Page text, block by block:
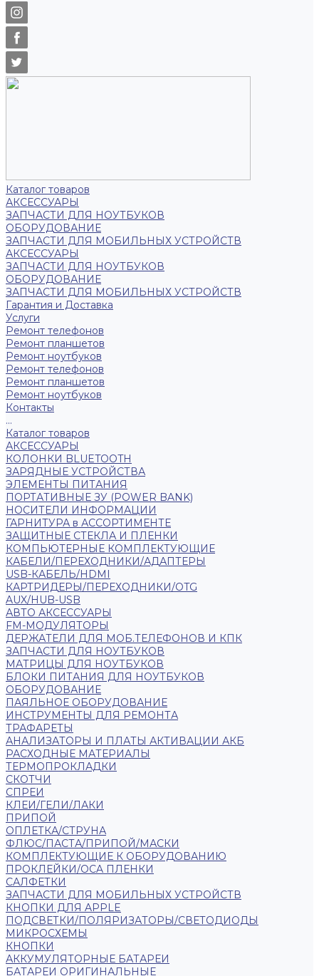
Каталог товаров
АКСЕССУАРЫ
ЗАПЧАСТИ ДЛЯ НОУТБУКОВ
ОБОРУДОВАНИЕ
ЗАПЧАСТИ ДЛЯ МОБИЛЬНЫХ УСТРОЙСТВ
АКСЕССУАРЫ
ЗАПЧАСТИ ДЛЯ НОУТБУКОВ
ОБОРУДОВАНИЕ
ЗАПЧАСТИ ДЛЯ МОБИЛЬНЫХ УСТРОЙСТВ
Гарантия и Доставка
Услуги
Ремонт телефонов
Ремонт планшетов
Ремонт ноутбуков
Ремонт телефонов
Ремонт планшетов
Ремонт ноутбуков
Контакты
...
Каталог товаров
АКСЕССУАРЫ
КОЛОНКИ BLUETOOTH
ЗАРЯДНЫЕ УСТРОЙСТВА
ЭЛЕМЕНТЫ ПИТАНИЯ
ПОРТАТИВНЫЕ ЗУ (POWER BANK)
НОСИТЕЛИ ИНФОРМАЦИИ
ГАРНИТУРА в АССОРТИМЕНТЕ
ЗАЩИТНЫЕ СТЕКЛА И ПЛЕНКИ
КОМПЬЮТЕРНЫЕ КОМПЛЕКТУЮЩИЕ
КАБЕЛИ/ПЕРЕХОДНИКИ/АДАПТЕРЫ
USB-КАБЕЛЬ/HDMI
КАРТРИДЕРЫ/ПЕРЕХОДНИКИ/OTG
AUX/HUB-USB
АВТО АКСЕССУАРЫ
FM-МОДУЛЯТОРЫ
ДЕРЖАТЕЛИ ДЛЯ МОБ.ТЕЛЕФОНОВ И КПК
ЗАПЧАСТИ ДЛЯ НОУТБУКОВ
МАТРИЦЫ ДЛЯ НОУТБУКОВ
БЛОКИ ПИТАНИЯ ДЛЯ НОУТБУКОВ
ОБОРУДОВАНИЕ
ПАЯЛЬНОЕ ОБОРУДОВАНИЕ
ИНСТРУМЕНТЫ ДЛЯ РЕМОНТА
ТРАФАРЕТЫ
АНАЛИЗАТОРЫ И ПЛАТЫ АКТИВАЦИИ АКБ
РАСХОДНЫЕ МАТЕРИАЛЫ
ТЕРМОПРОКЛАДКИ
СКОТЧИ
СПРЕИ
КЛЕИ/ГЕЛИ/ЛАКИ
ПРИПОЙ
ОПЛЕТКА/СТРУНА
ФЛЮС/ПАСТА/ПРИПОЙ/МАСКИ
КОМПЛЕКТУЮЩИЕ К ОБОРУДОВАНИЮ
ПРОКЛЕЙКИ/OCA ПЛЕНКИ
САЛФЕТКИ
ЗАПЧАСТИ ДЛЯ МОБИЛЬНЫХ УСТРОЙСТВ
КНОПКИ ДЛЯ APPLE
ПОДСВЕТКИ/ПОЛЯРИЗАТОРЫ/СВЕТОДИОДЫ
МИКРОСХЕМЫ
КНОПКИ
АККУМУЛЯТОРНЫЕ БАТАРЕИ
БАТАРЕИ ОРИГИНАЛЬНЫЕ